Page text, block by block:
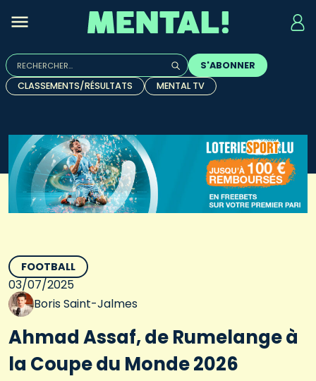
Rechercher :
Quand les résultats de l'auto-complétion sont
S'ABONNER
CLASSEMENTS/RÉSULTATS
MENTAL TV
FOOTBALL
03/07/2025
Boris Saint-Jalmes
Ahmad Assaf, de Rumelange à
la Coupe du Monde 2026